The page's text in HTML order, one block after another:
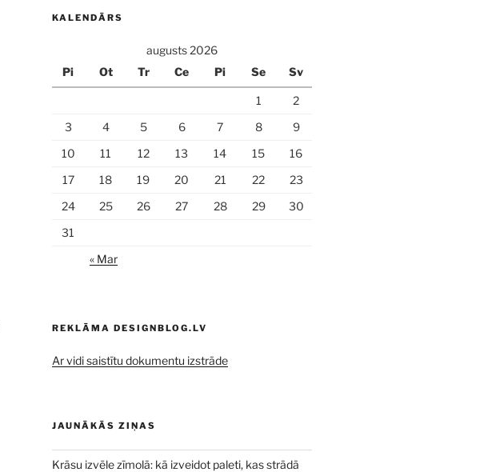
KALENDĀRS
augusts 2026
Pi
Ot Tr Ce Pi Se Sv
1
2
3
4 5 6 7 8
9
10
11 12 13 14 15
16
17
18 19 20 21 22
23
24
25 26 27 28 29
30
31
« Mar
REKLĀMA DESIGNBLOG.LV
Ar vidi saistītu dokumentu izstrāde
JAUNĀKĀS ZIŅAS
Krāsu izvēle zīmolā: kā izveidot paleti, kas strādā